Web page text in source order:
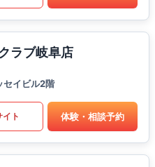
ラブ岐阜店
セイビル2階
イト 体験・相談予約